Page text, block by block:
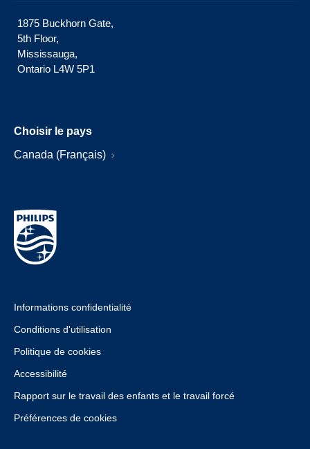
1875 Buckhorn Gate,
5th Floor,
Mississauga,
Ontario L4W 5P1
Choisir le pays
Canada (Français)
Informations confidentialité
Conditions d'utilisation
Politique de cookies
Accessibilité
Rapport sur le travail des enfants et le travail forcé
Préférences de cookies